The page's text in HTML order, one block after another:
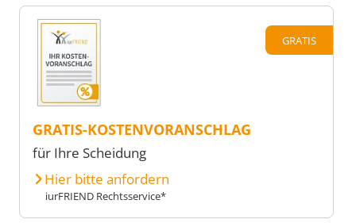
GRATIS
GRATIS-KOSTENVORANSCHLAG
für Ihre Scheidung
Hier bitte anfordern
iurFRIEND Rechtsservice*